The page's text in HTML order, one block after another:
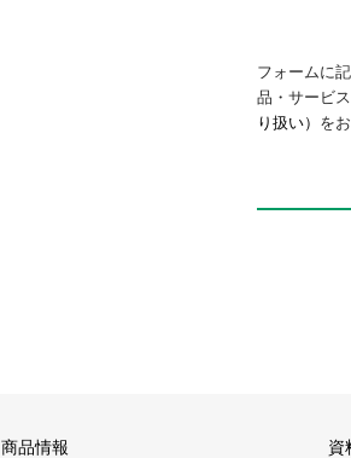
フォームに
品・サービ
り扱い） を
商品情報 資